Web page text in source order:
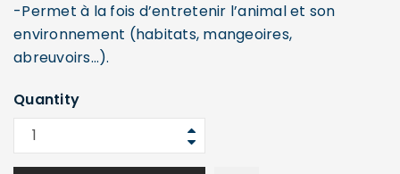
-Permet à la fois d’entretenir l’animal et son
environnement (habitats, mangeoires,
abreuvoirs…).
Quantity